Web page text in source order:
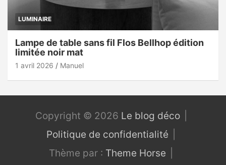
LUMINAIRE
Lampe de table sans fil Flos Bellhop édition
limitée noir mat
1 avril 2026 Manuel
Copyright © 2026 Le blog déco
Politique de confidentialité
Thème par : Theme Horse